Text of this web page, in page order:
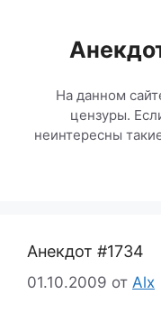
содержимому
На данном
цензуры.
неинтересны
Анекдот #1734
01.10.2009 от Alx